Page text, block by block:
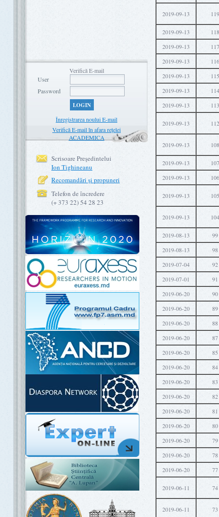
Verifică E-mail
User
Password
LOGIN
Înregistrarea noului E-mail
Verifică E-mail în afara rețelei
ACADEMICA
Scrisoare Preşedintelui
Ion Tighineanu
Recomandări şi propuneri
Telefon de încredere
(+ 373 22) 54 28 23
2019-09-13 119
2019-09-13
118
2019-09-13
117
2019-09-13
116
2019-09-13
115
2019-09-13
114
2019-09-13
113
2019-09-13 112
2019-09-13 108
2019-09-13
107
2019-09-13
106
2019-09-13 105
2019-09-13 104
2019-08-13
99
2019-08-13
98
2019-07-04
92
2019-07-01
91
2019-06-20
90
2019-06-20
89
2019-06-20
88
2019-06-20
87
2019-06-20
85
2019-06-20
84
2019-06-20
83
2019-06-20
82
2019-06-20
81
2019-06-20
80
2019-06-20
79
2019-06-20
78
2019-06-20
77
2019-06-11 74
2019-06-11 73